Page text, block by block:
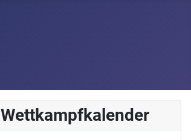
Wettkampfkalender